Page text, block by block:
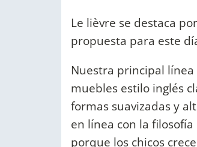
Le lièvre se destaca
propuesta para este
Nuestra principal
muebles estilo inglés
formas suavizadas y
en línea con la
porque los chicos